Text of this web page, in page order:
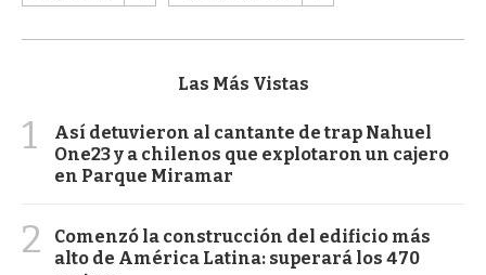
Las Más Vistas
1
Así detuvieron al cantante de trap Nahuel
One23 y a chilenos que explotaron un cajero
en Parque Miramar
2
Comenzó la construcción del edificio más
alto de América Latina: superará los 470